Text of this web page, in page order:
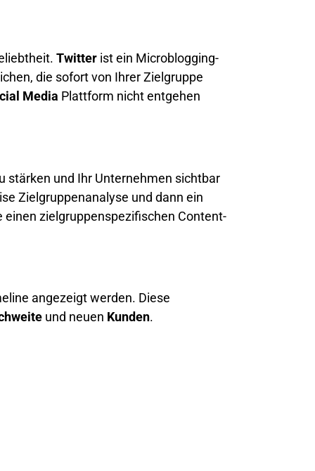
Twitter ist ein Microblogging-
die sofort von Ihrer Zielgruppe
Media Plattform nicht entgehen
stärken und Ihr Unternehmen sichtbar
Zielgruppenanalyse und dann ein
einen zielgruppenspezifischen Content-
angezeigt werden. Diese
und neuen Kunden.